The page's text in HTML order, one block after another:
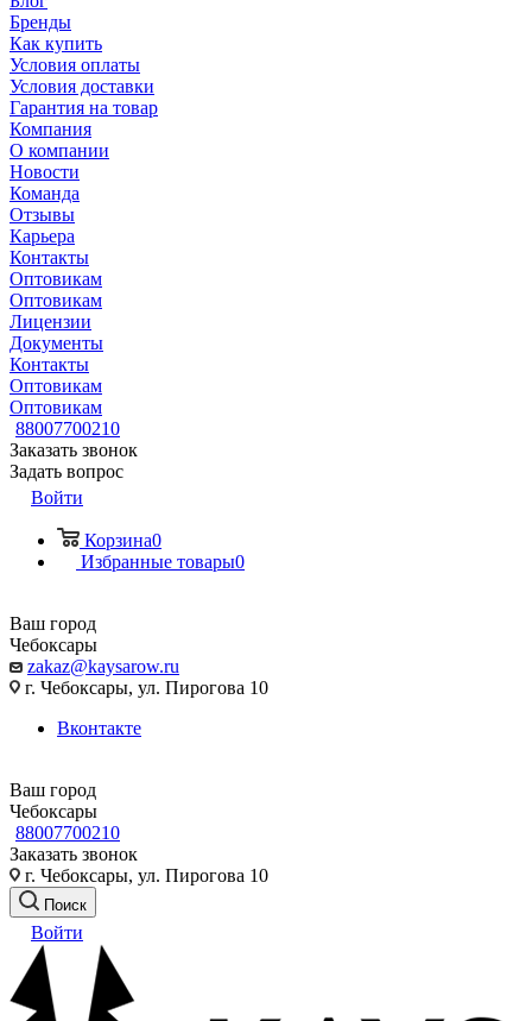
Бренды
Как купить
Условия оплаты
Условия доставки
Гарантия на товар
Компания
О компании
Новости
Команда
Отзывы
Карьера
Контакты
Оптовикам
Оптовикам
Лицензии
Документы
Контакты
Оптовикам
Оптовикам
88007700210
Заказать звонок
Задать вопрос
Войти
Корзина0
Избранные товары0
Ваш город
Чебоксары
zakaz@kaysarow.ru
г. Чебоксары, ул. Пирогова 10
Вконтакте
Ваш город
Чебоксары
88007700210
Заказать звонок
г. Чебоксары, ул. Пирогова 10
Поиск
Войти